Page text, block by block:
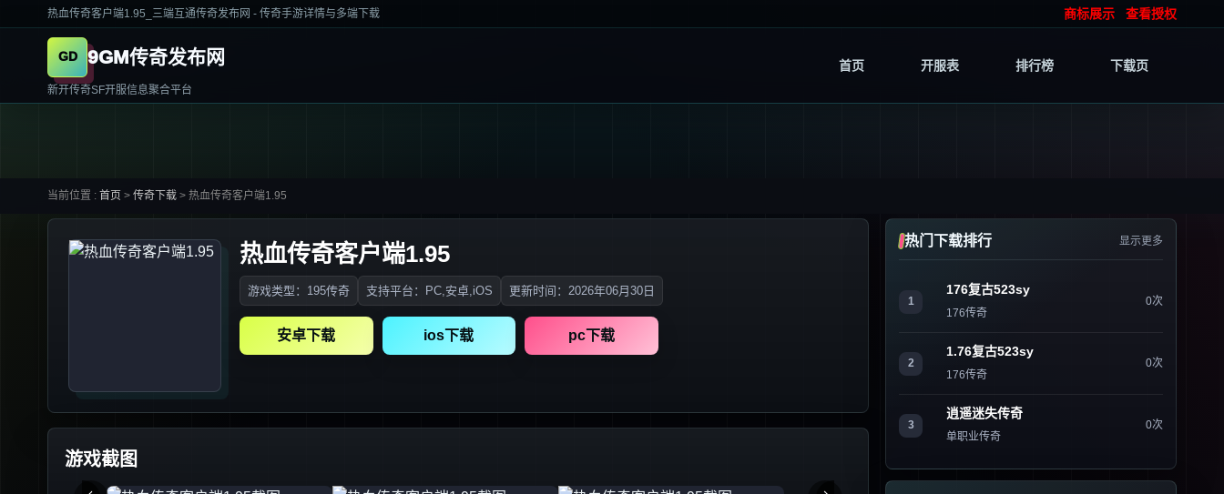
热血传奇客户端1.95_三端互通传奇发布网 - 传奇手游详情与多端下载 商标展示 查看授权
9GM传奇发布网
新开传奇SF开服信息聚合平台
首页 开服表 排行榜 下载页
当前位置 : 首页 > 传奇下载 > 热血传奇客户端1.95
热血传奇客户端1.95
游戏类型：195传奇 支持平台：PC,安卓,iOS 更新时间：2026年06月30日
安卓下载 ios下载 pc下载
游戏截图
热门下载排行 显示更多
1
176复古523sy
176传奇
0次
2
1.76复古523sy
176传奇
0次
3
逍遥迷失传奇
单职业传奇
0次